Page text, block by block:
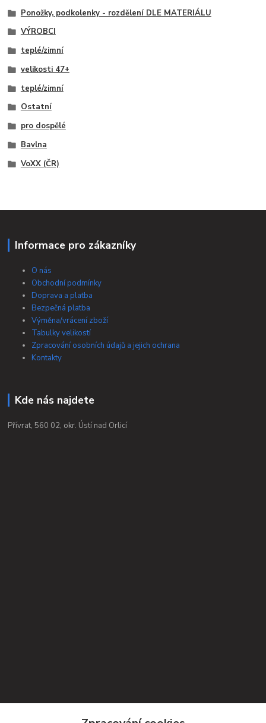
Ponožky, podkolenky - rozdělení DLE MATERIÁLU
VÝROBCI
teplé/zimní
velikosti 47+
teplé/zimní
Ostatní
pro dospělé
Bavlna
VoXX (ČR)
Informace pro zákazníky
O nás
Obchodní podmínky
Doprava a platba
Bezpečná platba
Výměna/vrácení zboží
Tabulky velikostí
Zpracování osobních údajů a jejich ochrana
Kontakty
Kde nás najdete
Přívrat, 560 02, okr. Ústí nad Orlicí